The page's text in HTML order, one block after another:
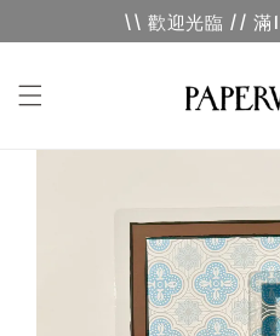
\\ 歡迎光臨 // 滿